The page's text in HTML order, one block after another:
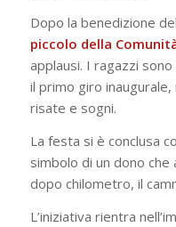
Dopo la benedizione
piccolo della
applausi. I ragazzi
il primo giro
risate e sogni.
La festa si è conclusa
simbolo di un dono
dopo chilometro, il
L’iniziativa rientra